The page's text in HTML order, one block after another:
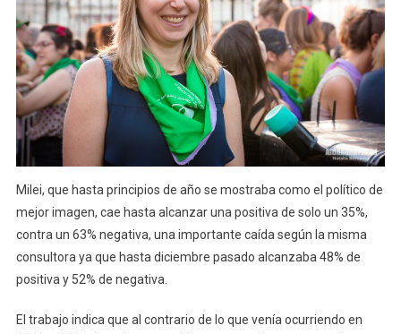
Milei, que hasta principios de año se mostraba como el político de
mejor imagen, cae hasta alcanzar una positiva de solo un 35%,
contra un 63% negativa, una importante caída según la misma
consultora ya que hasta diciembre pasado alcanzaba 48% de
positiva y 52% de negativa.
El trabajo indica que al contrario de lo que venía ocurriendo en